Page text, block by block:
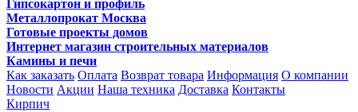
Гипсокартон и профиль
Металлопрокат Москва
Готовые проекты домов
Интернет магазин строительных материалов
Камины и печи
Как заказать Оплата Возврат товара Информация О компании
Новости Акции Наша техника Доставка Контакты
Кирпич